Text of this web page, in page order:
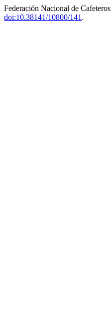
Federación Nacional de
doi:10.38141/10800/141 .